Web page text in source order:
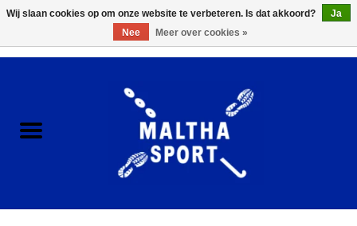
ACCESSOIRES/HARDWARE
KLEDING
Wij slaan cookies op om onze website te verbeteren. Is dat akkoord?
Ja
Nee
Meer over cookies »